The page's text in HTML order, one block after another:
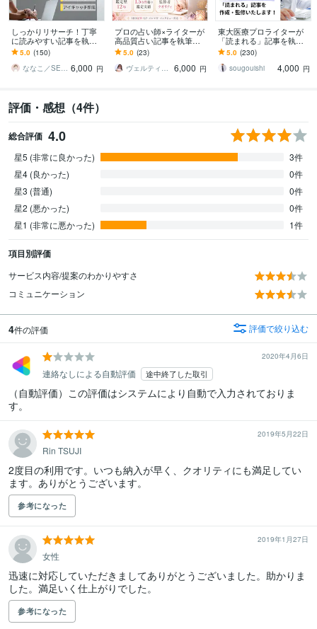
しっかりリサーチ！丁寧
に読みやすい記事を執筆
します 【SEO】と【読み
やすさ】にこだわった記
事に仕上げます
5.0 (150)
ななこ／SEOライター 6,000 円
プロの占い師×ライターが
高品質占い記事を執筆し
ます タロット・12星座・
風水・スピリチュアルな
ど幅広く対応可能！
5.0 (23)
ヴェルティーナ
6,000 円
東大医療プロライターが
「読まれる」記事を執筆
します SEO対策・監修案
件も万全です！
5.0 (230)
sougouishi
4,000 円
評価・感想（4件）
総合評価 4.0
星5 (非常に良かった)
3件
星4 (良かった)
0件
星3 (普通)
0件
星2 (悪かった)
0件
星1 (非常に悪かった)
1件
項目別評価
サービス内容/提案のわかりやすさ
コミュニケーション
4件の評価 評価で絞り込む
2020年4月6日
連絡なしによる自動評価 途中終了した取引
（自動評価）この評価はシステムにより自動で入力されておりま
す。
2019年5月22日
Rin TSUJI
2度目の利用です。いつも納入が早く、クオリティにも満足してい
ます。ありがとうございます。
参考になった
2019年1月27日
女性
迅速に対応していただきましてありがとうございました。助かりま
した。満足いく仕上がりでした。
参考になった